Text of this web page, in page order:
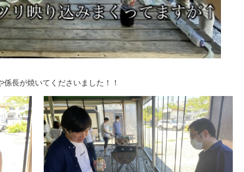
長が焼いてくださいました！！